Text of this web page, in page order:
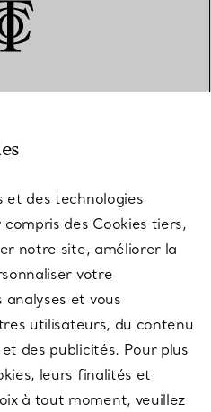
et des technologies
des Cookies tiers,
notre site, améliorer la
votre
et vous
utilisateurs, du contenu
des publicités. Pour plus
leurs finalités et
à tout moment, veuillez